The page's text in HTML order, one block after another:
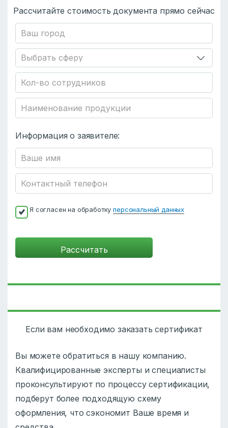
Рассчитайте стоимость документа прямо сейчас
Информация о заявителе:
Я согласен на обработкуперсональный данных
Если вам необходимо заказать сертификат
Вы можете обратиться в нашу компанию.
Квалифицированные эксперты и специалисты
проконсультируют по процессу сертификации,
подберут более подходящую схему
оформления, что сэкономит Ваше время и